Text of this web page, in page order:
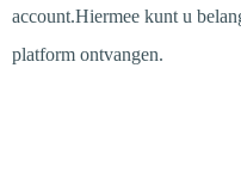
account.Hiermee kunt u
platform ontvangen.